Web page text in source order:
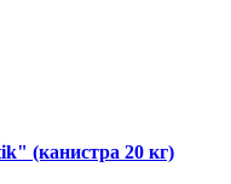
(канистра 20 кг)